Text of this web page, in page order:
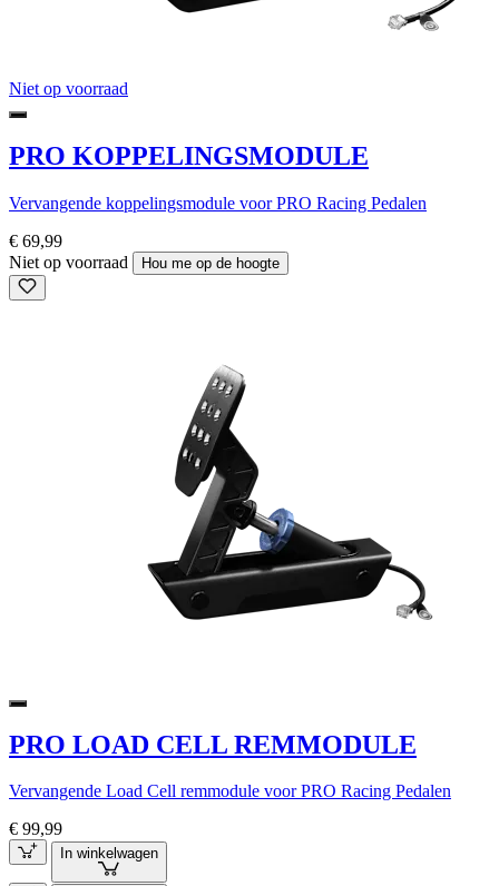
Niet op voorraad
PRO KOPPELINGSMODULE
Vervangende koppelingsmodule voor PRO Racing Pedalen
€ 69,99
Niet op voorraad
Hou me op de hoogte
PRO LOAD CELL REMMODULE
Vervangende Load Cell remmodule voor PRO Racing Pedalen
€ 99,99
In winkelwagen